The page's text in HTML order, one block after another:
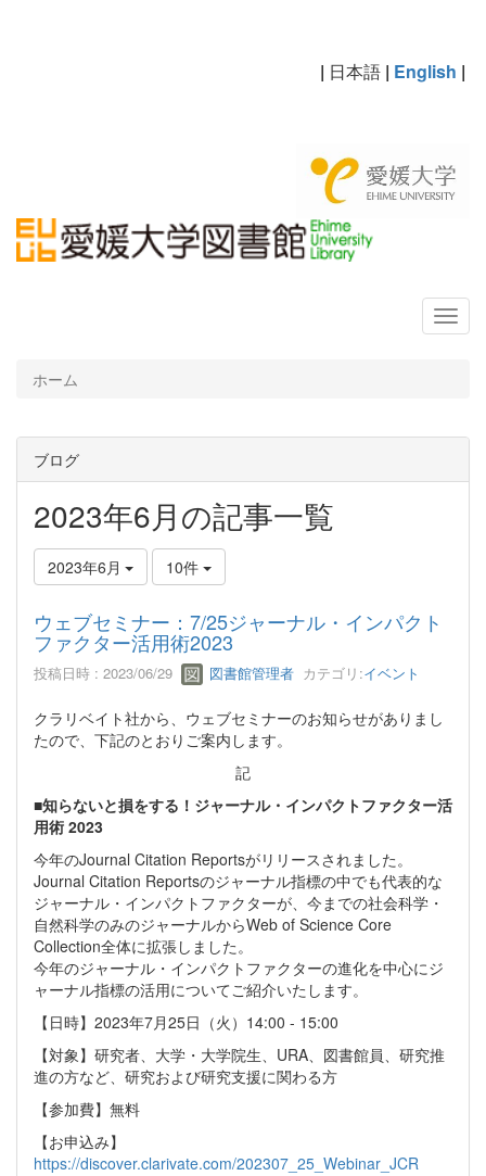
| 日本語 | English |
ホーム
ブログ
2023年6月の記事一覧
2023年6月 10件
ウェブセミナー：7/25ジャーナル・インパクト
ファクター活用術2023
投稿日時 : 2023/06/29 図書館管理者 カテゴリ:イベント
クラリベイト社から、ウェブセミナーのお知らせがありまし
たので、下記のとおりご案内します。
記
■知らないと損をする！ジャーナル・インパクトファクター活
用術 2023
今年のJournal Citation Reportsがリリースされました。
Journal Citation Reportsのジャーナル指標の中でも代表的な
ジャーナル・インパクトファクターが、今までの社会科学・
自然科学のみのジャーナルからWeb of Science Core
Collection全体に拡張しました。
今年のジャーナル・インパクトファクターの進化を中心にジ
ャーナル指標の活用についてご紹介いたします。
【日時】2023年7月25日（火）14:00 - 15:00
【対象】研究者、大学・大学院生、URA、図書館員、研究推
進の方など、研究および研究支援に関わる方
【参加費】無料
【お申込み】
https://discover.clarivate.com/202307_25_Webinar_JCR